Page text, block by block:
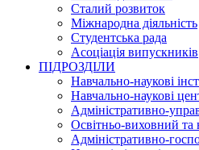
Сталий розвиток
Міжнародна діяльність
Студентська рада
Асоціація випускників
ПІДРОЗДІЛИ
Навчально-наукові
Навчально-наукові
Адміністративно-
Освітньо-виховний та
Адміністративно-